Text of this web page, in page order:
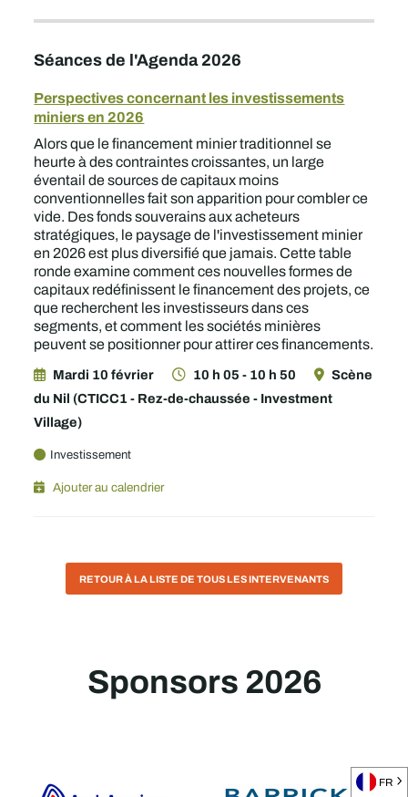
Séances de l'Agenda 2026
Perspectives concernant les investissements
miniers en 2026
Alors que le financement minier traditionnel se
heurte à des contraintes croissantes, un large
éventail de sources de capitaux moins
conventionnelles fait son apparition pour combler ce
vide. Des fonds souverains aux acheteurs
stratégiques, le paysage de l'investissement minier
en 2026 est plus diversifié que jamais. Cette table
ronde examine comment ces nouvelles formes de
capitaux redéfinissent le financement des projets, ce
que recherchent les investisseurs dans ces
segments, et comment les sociétés minières
peuvent se positionner pour attirer ces financements.
Mardi 10 février 10 h 05 - 10 h 50
Scène
du Nil (CTICC1 - Rez-de-chaussée - Investment
Village)
Investissement
Ajouter au calendrier
RETOUR À LA LISTE DE TOUS LES INTERVENANTS
Sponsors 2026
FR